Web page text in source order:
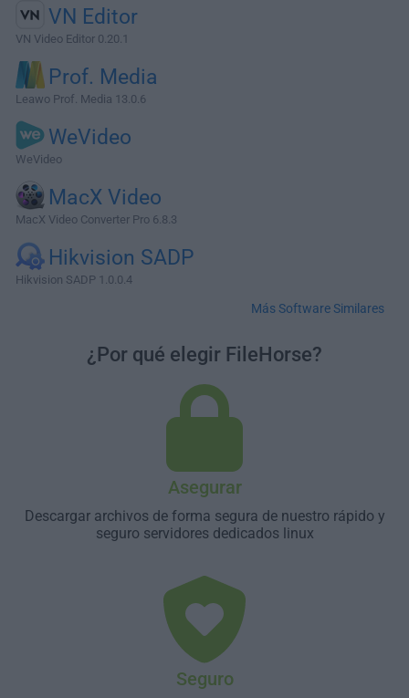
VN Editor
VN Video Editor 0.20.1
Prof. Media
Leawo Prof. Media 13.0.6
WeVideo
WeVideo
MacX Video
MacX Video Converter Pro 6.8.3
Hikvision SADP
Hikvision SADP 1.0.0.4
Más Software Similares
¿Por qué elegir FileHorse?
Asegurar
Descargar archivos de forma segura de nuestro rápido y
seguro servidores dedicados linux
Seguro